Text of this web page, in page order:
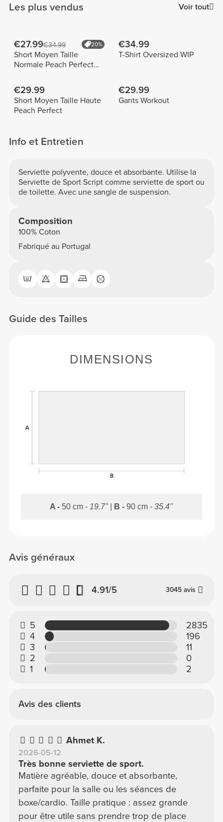
Les plus vendus Voir tout
€27.99€34.99 20%
Short Moyen Taille
Normale Peach Perfect
€34.99
T-Shirt Oversized WIP
€29.99
Short Moyen Taille Haute
Peach Perfect
€29.99
Gants Workout
Info et Entretien
Serviette polyvente, douce et absorbante. Utilise la
Serviette de Sport Script comme serviette de sport ou
de toilette. Avec une sangle de suspension.
Composition
100% Coton
Fabriqué au Portugal
Avis généraux
4.91/5 3045 avis
5
2835
4
196
3
11
2
0
1
2
Avis des clients
Ahmet K.
2026-05-12
Très bonne serviette de sport.
Matière agréable, douce et absorbante,
parfaite pour la salle ou les séances de
boxe/cardio. Taille pratique : assez grande
pour être utile sans prendre trop de place
Guide des Tailles
DIMENSIONS
A - 50 cm - 19.7" B -90 cm -35.4"